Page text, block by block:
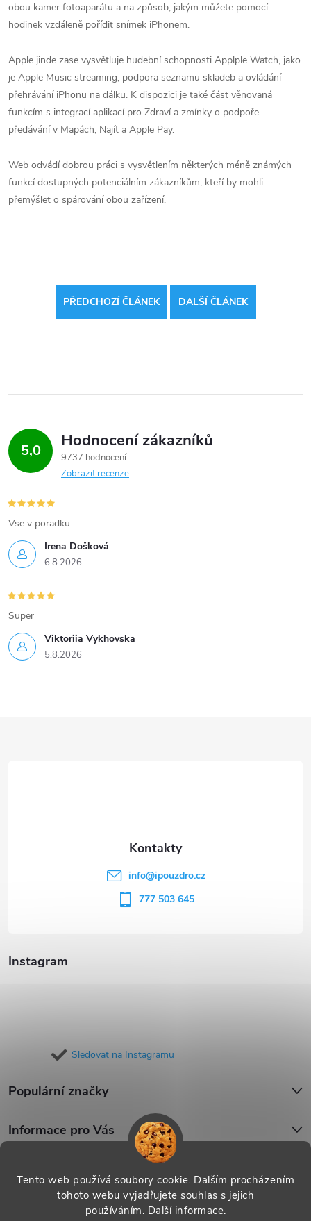
Tento web používá soubory cookie. Dalším procházením
tohoto webu vyjadřujete souhlas s jejich
používáním. Další informace.
obou kamer fotoaparátu a na způsob, jakým můžete pomocí
‌hodinek‌ vzdáleně pořídit snímek ‌iPhonem‌.
Apple jinde zase vysvětluje hudební schopnosti Applple Watch, jako
je Apple Music streaming, podpora seznamu skladeb a ovládání
přehrávání iPhonu na dálku. K dispozici je také část věnovaná
funkcím s integrací aplikací pro Zdraví a zmínky o podpoře
předávání v Mapách, Najít a Apple Pay.
Web odvádí dobrou práci s vysvětlením některých méně známých
funkcí dostupných potenciálním zákazníkům, kteří by mohli
přemýšlet o spárování obou zařízení.
PŘEDCHOZÍ ČLÁNEK DALŠÍ ČLÁNEK
5,0 Hodnocení zákazníků
9737 hodnocení
Zobrazit recenze
Irena Došková
6.8.2026
Vse v poradku
Viktoriia Vykhovska
5.8.2026
Super
Instagram
Sledovat na Instagramu
Populární značky
Informace pro Vás
info@ipouzdro.cz
777 503 645